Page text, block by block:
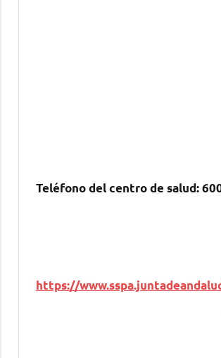
Teléfono del centro dе salud:
https://